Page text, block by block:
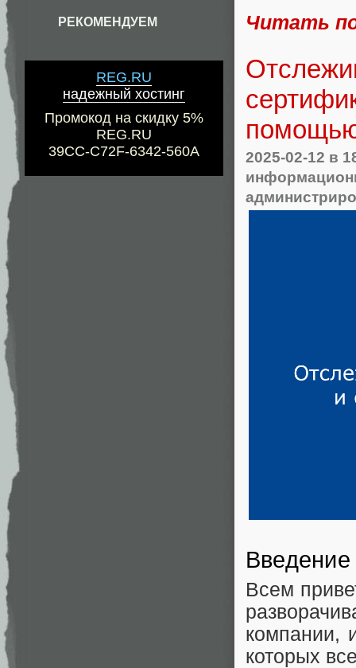
РЕКОМЕНДУЕМ
REG.RU
надежный хостинг
Промокод на скидку 5%
REG.RU
39CC-C72F-6342-560A
Читать
2025-02-12 в
Всем
компании,
которых